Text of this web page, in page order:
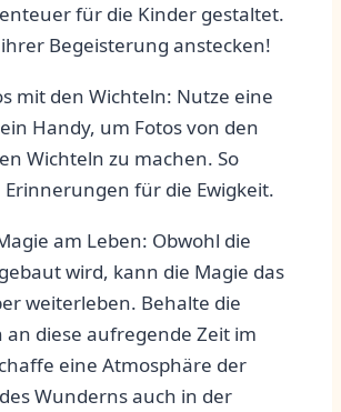
für ⁣die Kinder⁢ gestaltet.​
Begeisterung anstecken!
mit den⁢ Wichteln: Nutze eine​
Handy,⁣ um⁤ Fotos von den
​Wichteln zu machen. ‍So
für‍ die Ewigkeit.
am⁤ Leben: Obwohl die
wird, ‍kann die Magie das
​weiterleben. Behalte ​die⁤
diese aufregende Zeit im
eine Atmosphäre der
Wunderns auch ​in ⁢der